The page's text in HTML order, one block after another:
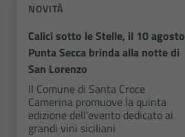
NOVITÀ
Calici sotto le Stelle, il 10 agosto
Punta Secca brinda alla notte di
San Lorenzo
Il Comune di Santa Croce
Camerina promuove la quinta
edizione dell'evento dedicato ai
grandi vini siciliani